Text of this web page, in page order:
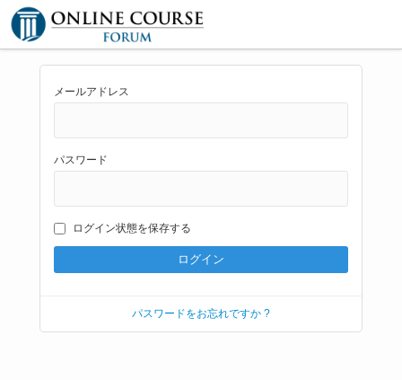
メールアドレス
パスワード
ログイン状態を保存する
パスワードをお忘れですか ?